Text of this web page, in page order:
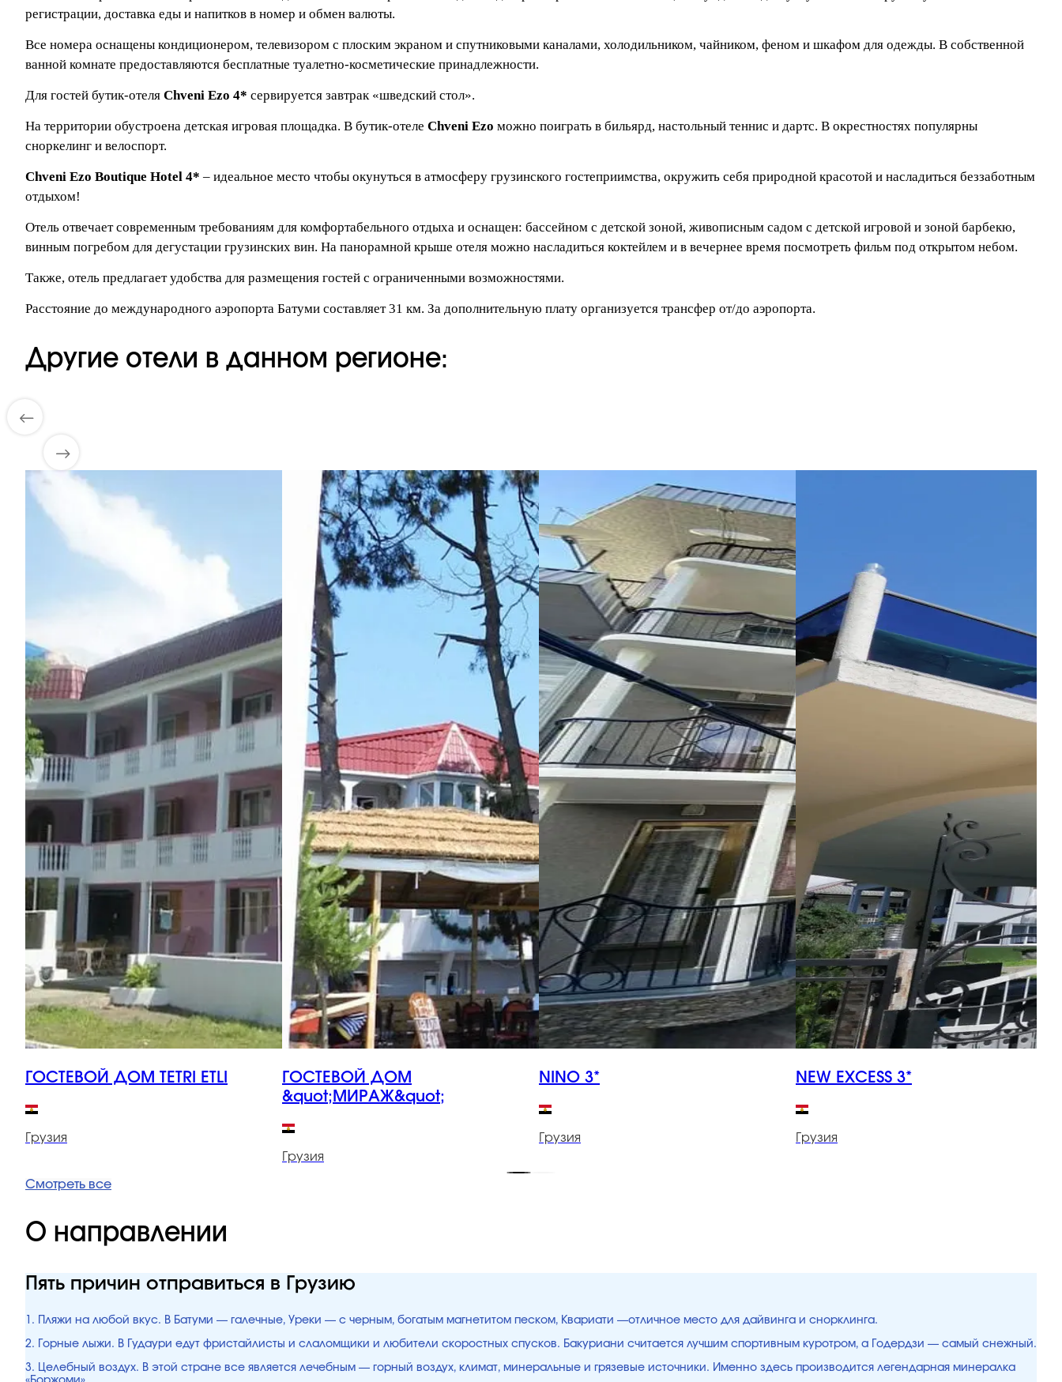
регистрации, доставка еды и напитков в номер и обмен валюты.
Все номера оснащены кондиционером, телевизором с плоским экраном и спутниковыми каналами, холодильником, чайником, феном и шкафом для одежды. В собственной
ванной комнате предоставляются бесплатные туалетно-косметические принадлежности.
Для гостей бутик-отеля Chveni Ezo 4* сервируется завтрак «шведский стол».
На территории обустроена детская игровая площадка. В бутик-отеле Chveni Ezo можно поиграть в бильярд, настольный теннис и дартс. В окрестностях популярны
сноркелинг и велоспорт.
Chveni Ezo Boutique Hotel 4* – идеальное место чтобы окунуться в атмосферу грузинского гостеприимства, окружить себя природной красотой и насладиться беззаботным
отдыхом!
Отель отвечает современным требованиям для комфортабельного отдыха и оснащен: бассейном с детской зоной, живописным садом с детской игровой и зоной барбекю,
винным погребом для дегустации грузинских вин. На панорамной крыше отеля можно насладиться коктейлем и в вечернее время посмотреть фильм под открытом небом.
Также, отель предлагает удобства для размещения гостей с ограниченными возможностями.
Расстояние до международного аэропорта Батуми составляет 31 км. За дополнительную плату организуется трансфер от/до аэропорта.
Другие отели в данном регионе:
ГОСТЕВОЙ ДОМ TETRI ETLI
Грузия
ГОСТЕВОЙ ДОМ
&quot;МИРАЖ&quot;
Грузия
NINO 3*
Грузия
NEW EXCESS 3*
Грузия
Смотреть все
О направлении
Пять причин отправиться в Грузию
1. Пляжи на любой вкус. В Батуми — галечные, Уреки — с черным, богатым магнетитом песком, Квариати —отличное место для дайвинга и снорклинга.
2. Горные лыжи. В Гудаури едут фристайлисты и слаломщики и любители скоростных спусков. Бакуриани считается лучшим спортивным куротром, а Годердзи — самый снежный.
3. Целебный воздух. В этой стране все является лечебным — горный воздух, климат, минеральные и грязевые источники. Именно здесь производится легендарная минералка